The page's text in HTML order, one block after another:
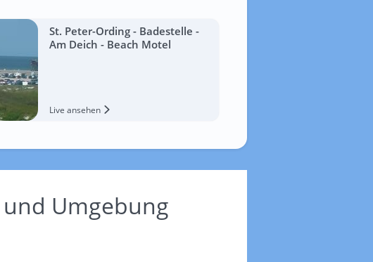
St. Peter-Ording - Badestelle -
Am Deich - Beach Motel
Live ansehen
Umgebung